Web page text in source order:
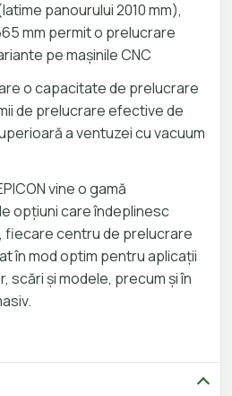
panourului 2010 mm),
mm permit o prelucrare
pe mașinile CNC
are o capacitate de prelucrare
de prelucrare efective de
a ventuzei cu vacuum
vine o gamă
opțiuni care îndeplinesc
centru de prelucrare
în mod optim pentru aplicații
scări și modele, precum și în